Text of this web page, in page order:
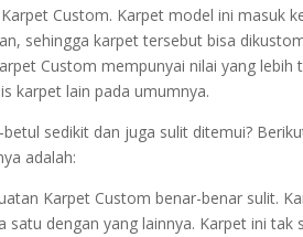
Custom. Karpet model ini masuk
sehingga karpet tersebut bisa
Custom mempunyai nilai yang lebih
karpet lain pada umumnya.
sedikit dan juga sulit ditemui?
adalah:
Karpet Custom benar-benar sulit.
dengan yang lainnya. Karpet ini tak